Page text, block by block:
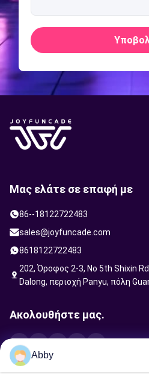
Μας ελάτε σε επαφή με
86--18122722483
sales@joyfuncade.com
8618122722483
202, Όροφος 2-3, No 5th Shixin
Dalong, περιοχή Panyu, πόλη
Ακολουθήστε μας.
Abby